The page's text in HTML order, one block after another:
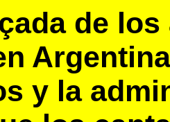
de
y la